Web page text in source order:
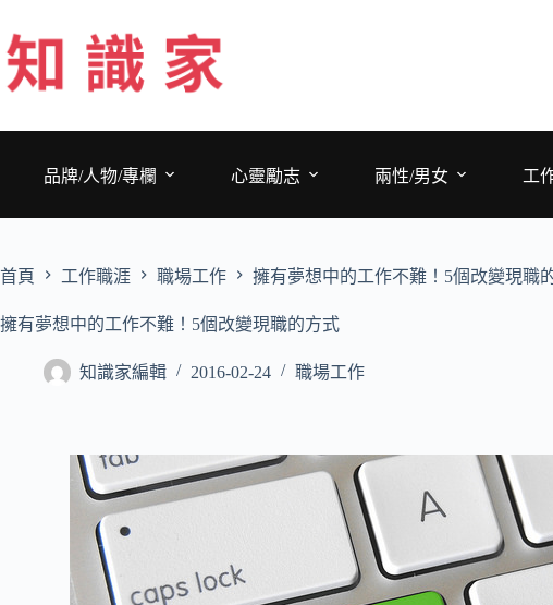
至
主
要
品牌/人物/專欄
心靈勵志 兩性/男女 工
首頁 工作職涯 職場工作 擁有夢想中的工作不難！5個改變現職
擁有夢想中的工作不難！5個改變現職的方式
知識家編輯 2016-02-24 職場工作